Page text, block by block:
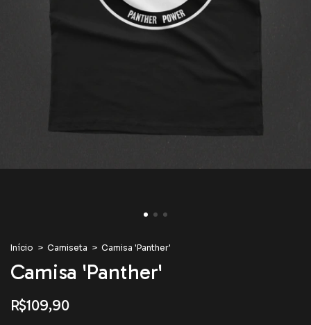
Início > Camiseta > Camisa 'Panther'
Camisa 'Panther'
R$109,90